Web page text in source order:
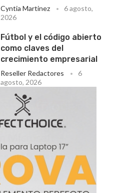
Cyntia Martinez
6 agosto,
2026
Fútbol y el código abierto
como claves del
crecimiento empresarial
Reseller Redactores
6
agosto, 2026